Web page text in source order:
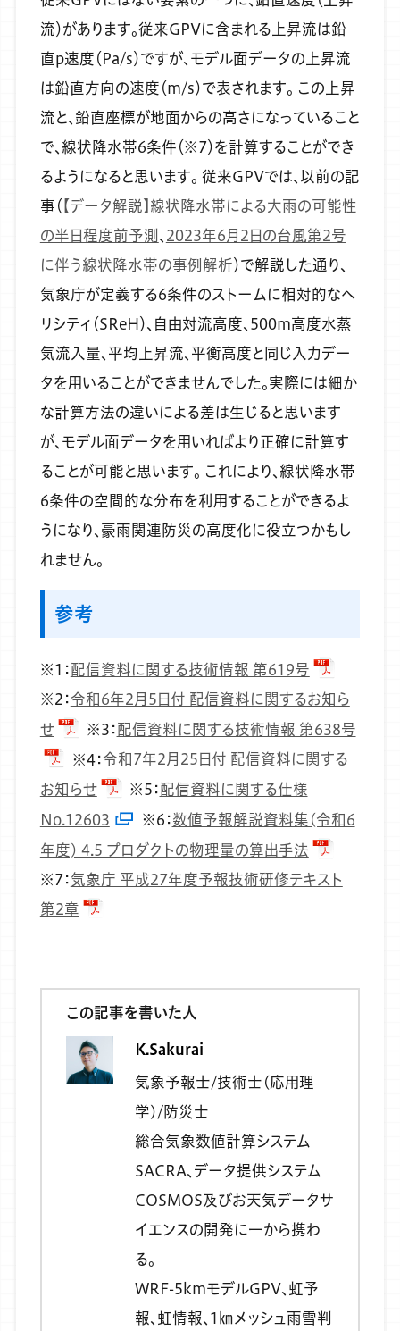
流）があります。従来GPVに含まれる上昇流は鉛
直p速度（Pa/s）ですが、モデル面データの上昇流
は鉛直方向の速度（m/s）で表されます。 この上昇
流と、鉛直座標が地面からの高さになっていること
で、線状降水帯6条件（※7）を計算することができ
るようになると思います。 従来GPVでは、以前の記
事（【データ解説】線状降水帯による大雨の可能性
の半日程度前予測、 2023年6月2日の台風第2号
に伴う線状降水帯の事例解析）で解説した通り、
気象庁が定義する6条件のストームに相対的なヘ
リシティ（SReH）、自由対流高度、500m高度水蒸
気流入量、平均上昇流、平衡高度と同じ入力デー
タを用いることができませんでした。実際には細か
な計算方法の違いによる差は生じると思います
が、モデル面データを用いればより正確に計算す
ることが可能と思います。 これにより、線状降水帯
6条件の空間的な分布を利用することができるよ
うになり、豪雨関連防災の高度化に役立つかもし
れません。
参考
※1：配信資料に関する技術情報 第619号
※2：令和6年2月5日付 配信資料に関するお知ら
せ
※3：配信資料に関する技術情報 第638号
※4：令和7年2月25日付 配信資料に関する
お知らせ
※5：配信資料に関する仕様
No.12603
※6：数値予報解説資料集(令和6
年度) 4.5 プロダクトの物理量の算出手法
※7：気象庁 平成27年度予報技術研修テキスト
第2章
この記事を書いた人
K.Sakurai
気象予報士/技術士(応用理
学)/防災士
総合気象数値計算システム
SACRA、データ提供システム
COSMOS及びお天気データサ
イエンスの開発に一から携わ
る。
WRF-5kmモデルGPV、虹予
報、虹情報、1㎞メッシュ雨雪判